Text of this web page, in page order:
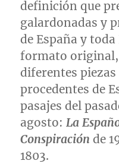
definición que
galardonadas y
de España y
formato original,
diferentes
procedentes de
pasajes del
agosto:La
Conspiración de
1803.